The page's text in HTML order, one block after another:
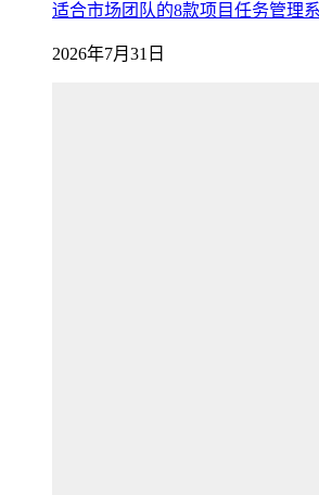
适合市场团队的8款项目任务管理
2026年7月31日